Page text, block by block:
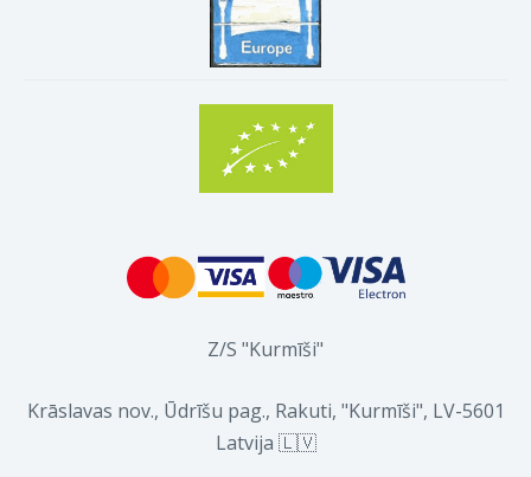
Z/S "Kurmīši"
Krāslavas nov., Ūdrīšu pag., Rakuti, "Kurmīši", LV-5601
Latvija 🇱🇻